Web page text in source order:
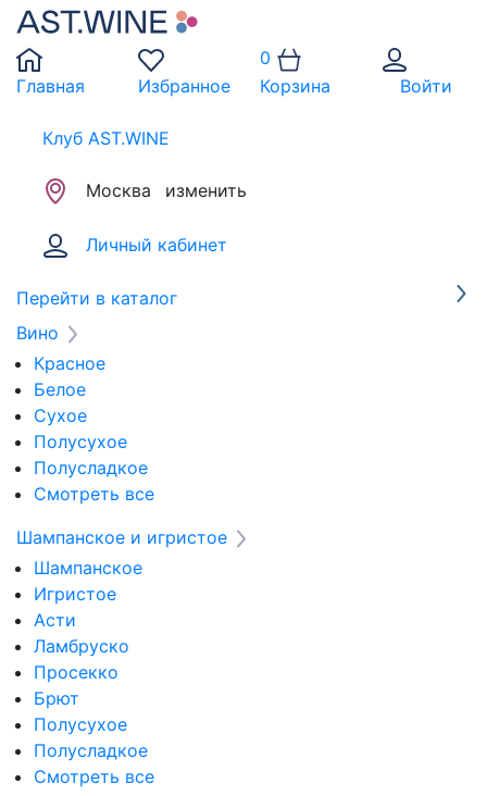
Главная Избранное
0
Корзина
Войти
Клуб AST.WINE
Москва изменить
Личный кабинет
Перейти в каталог
Вино
Красное
Белое
Сухое
Полусухое
Полусладкое
Смотреть все
Шампанское и игристое
Шампанское
Игристое
Асти
Ламбруско
Просекко
Брют
Полусухое
Полусладкое
Смотреть все